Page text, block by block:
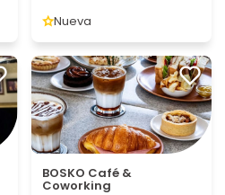
Nueva
BOSKO Café &
Coworking